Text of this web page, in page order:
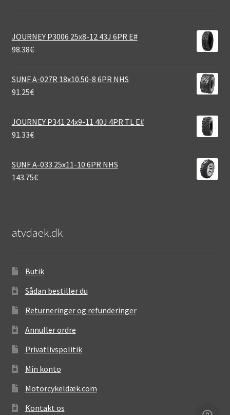
JOURNEY P3006 25x8-12 43J 6PR E#
98.38€
SUNF A-027R 18x10.50-8 6PR NHS
91.25€
JOURNEY P341 24x9-11 40J 4PR TL E#
91.33€
SUNF A-033 25x11-10 6PR NHS
143.75€
atvdaek.dk
Butik
Sådan bestiller du
Returneringer og refunderinger
Annuller ordre
Privatlivspolitik
Min konto
Motorcykeldæk.com
Kontakt os